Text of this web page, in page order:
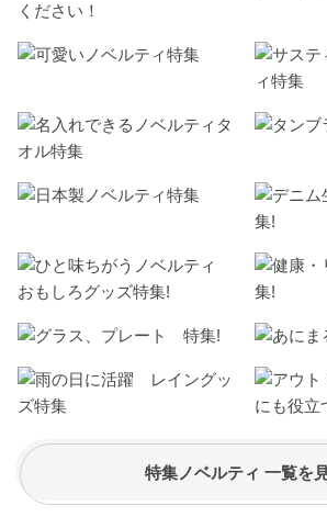
ください！
特集ノベルティ 一覧を